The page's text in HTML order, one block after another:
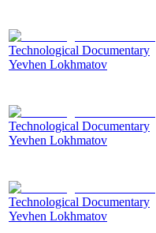
Technological Documentary
Yevhen Lokhmatov
Technological Documentary
Yevhen Lokhmatov
Technological Documentary
Yevhen Lokhmatov